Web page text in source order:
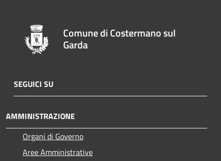
Comune di Costermano sul
Garda
SEGUICI SU
AMMINISTRAZIONE
Organi di Governo
Aree Amministrative